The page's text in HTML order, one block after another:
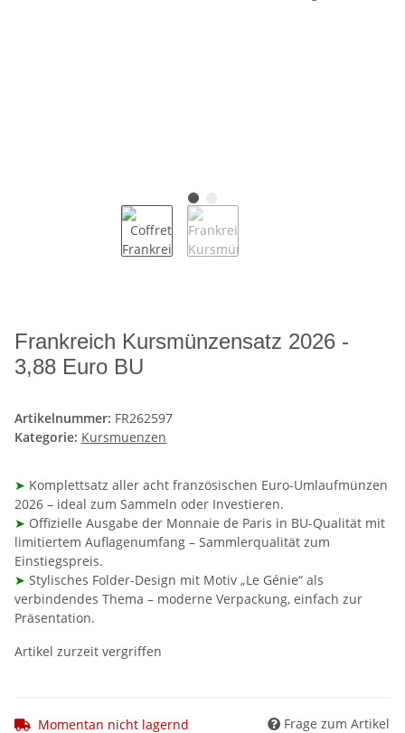
Frankreich Kursmünzensatz 2026 -
3,88 Euro BU
Artikelnummer: FR262597
Kategorie: Kursmuenzen
➤ Komplettsatz aller acht französischen Euro-Umlaufmünzen
2026 – ideal zum Sammeln oder Investieren.
➤ Offizielle Ausgabe der Monnaie de Paris in BU-Qualität mit
limitiertem Auflagenumfang – Sammlerqualität zum
Einstiegspreis.
➤ Stylisches Folder-Design mit Motiv „Le Génie“ als
verbindendes Thema – moderne Verpackung, einfach zur
Präsentation.
Artikel zurzeit vergriffen
Momentan nicht lagernd Frage zum Artikel